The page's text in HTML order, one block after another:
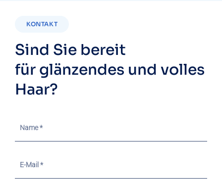
KONTAKT
Sind Sie bereit
für glänzendes und volles
Haar?